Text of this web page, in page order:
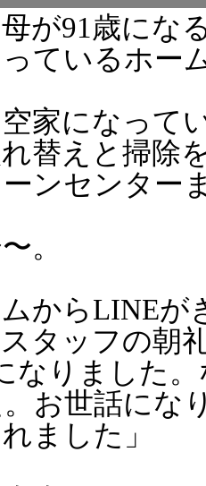
が91歳にな
ているホー
家になって
替えと掃除
ンセンター
。
からLINEが
スタッフの朝
なりました
お世話にな
ました」